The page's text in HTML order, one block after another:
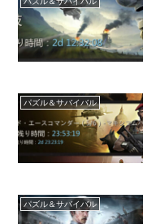
パズル＆サバイバル
パズル＆サバイバル